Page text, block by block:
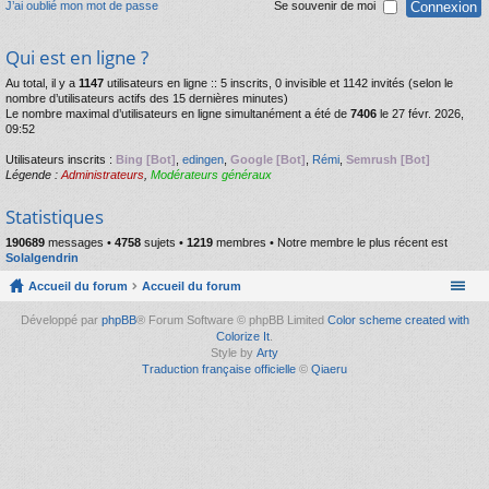
J’ai oublié mon mot de passe Se souvenir de moi
Qui est en ligne ?
Au total, il y a 1147 utilisateurs en ligne :: 5 inscrits, 0 invisible et 1142 invités (selon le
nombre d’utilisateurs actifs des 15 dernières minutes)
Le nombre maximal d’utilisateurs en ligne simultanément a été de 7406 le 27 févr. 2026,
09:52
Utilisateurs inscrits : Bing [Bot] edingen Google [Bot] Rémi Semrush [Bot]
Légende : Administrateurs Modérateurs généraux
Statistiques
190689 messages • 4758 sujets • 1219 membres • Notre membre le plus récent est
Solalgendrin
Accueil du forum Accueil du forum
Développé par phpBB® Forum Software © phpBB Limited Color scheme created with
Colorize It.
Style by Arty
Traduction française officielle © Qiaeru